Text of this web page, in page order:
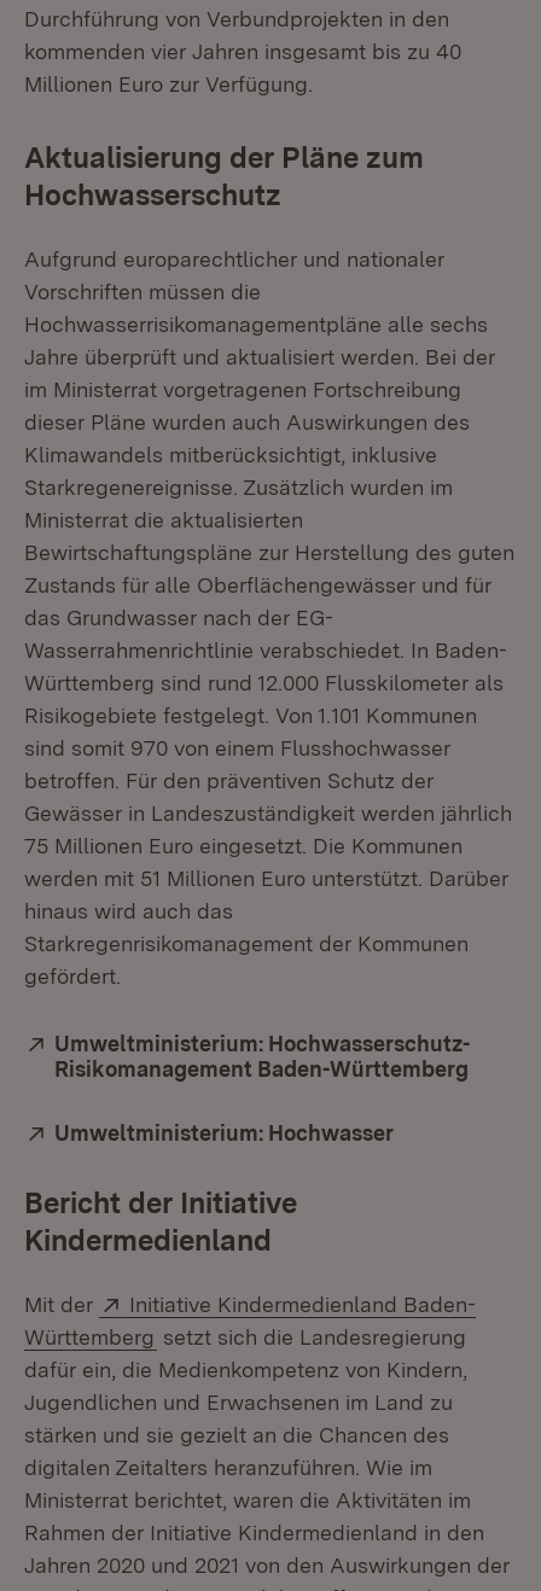
Durchführung von Verbundprojekten in den
kommenden vier Jahren insgesamt bis zu 40
Millionen Euro zur Verfügung.
Aktualisierung der Pläne zum
Hochwasserschutz
Aufgrund europarechtlicher und nationaler
Vorschriften müssen die
Hochwasserrisikomanagementpläne alle sechs
Jahre überprüft und aktualisiert werden. Bei der
im Ministerrat vorgetragenen Fortschreibung
dieser Pläne wurden auch Auswirkungen des
Klimawandels mitberücksichtigt, inklusive
Starkregenereignisse. Zusätzlich wurden im
Ministerrat die aktualisierten
Bewirtschaftungspläne zur Herstellung des guten
Zustands für alle Oberflächengewässer und für
das Grundwasser nach der EG-
Wasserrahmenrichtlinie verabschiedet. In Baden-
Württemberg sind rund 12.000 Flusskilometer als
Risikogebiete festgelegt. Von 1.101 Kommunen
sind somit 970 von einem Flusshochwasser
betroffen. Für den präventiven Schutz der
Gewässer in Landeszuständigkeit werden jährlich
75 Millionen Euro eingesetzt. Die Kommunen
werden mit 51 Millionen Euro unterstützt. Darüber
hinaus wird auch das
Starkregenrisikomanagement der Kommunen
gefördert.
Extern:
Umweltministerium: Hochwasserschutz-
Risikomanagement Baden-Württemberg
Extern:
Umweltministerium: Hochwasser
Bericht der Initiative
Kindermedienland
Mit der Extern:
Initiative Kindermedienland Baden-
Württemberg (Öffnet in neuem Fenster)
setzt sich die Landesregierung
dafür ein, die Medienkompetenz von Kindern,
Jugendlichen und Erwachsenen im Land zu
stärken und sie gezielt an die Chancen des
digitalen Zeitalters heranzuführen. Wie im
Ministerrat berichtet, waren die Aktivitäten im
Rahmen der Initiative Kindermedienland in den
Jahren 2020 und 2021 von den Auswirkungen der